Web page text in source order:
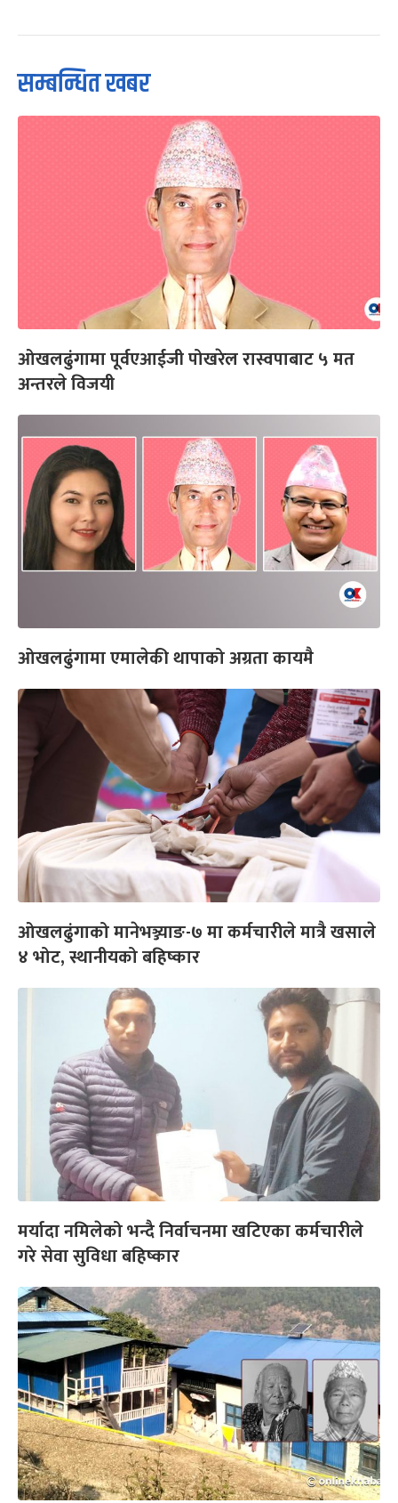
सम्बन्धित खबर
ओखलढुंगामा पूर्वएआईजी पोखरेल रास्वपाबाट ५ मत
अन्तरले विजयी
ओखलढुंगामा एमालेकी थापाको अग्रता कायमै
ओखलढुंगाको मानेभञ्ज्याङ-७ मा कर्मचारीले मात्रै खसाले
४ भोट, स्थानीयको बहिष्कार
मर्यादा नमिलेको भन्दै निर्वाचनमा खटिएका कर्मचारीले
गरे सेवा सुविधा बहिष्कार